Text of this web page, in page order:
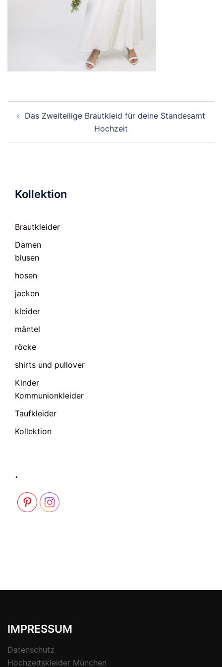
Das Zweiteilige Brautkleid für deine Standesamt
Hochzeit
Kollektion
Brautkleider
Damen
blusen
hosen
jacken
kleider
mäntel
röcke
shirts und pullover
Kinder
Kommunionkleider
Taufkleider
Kollektion
.
IMPRESSUM
Datenschutz
Hochzeitskleider München